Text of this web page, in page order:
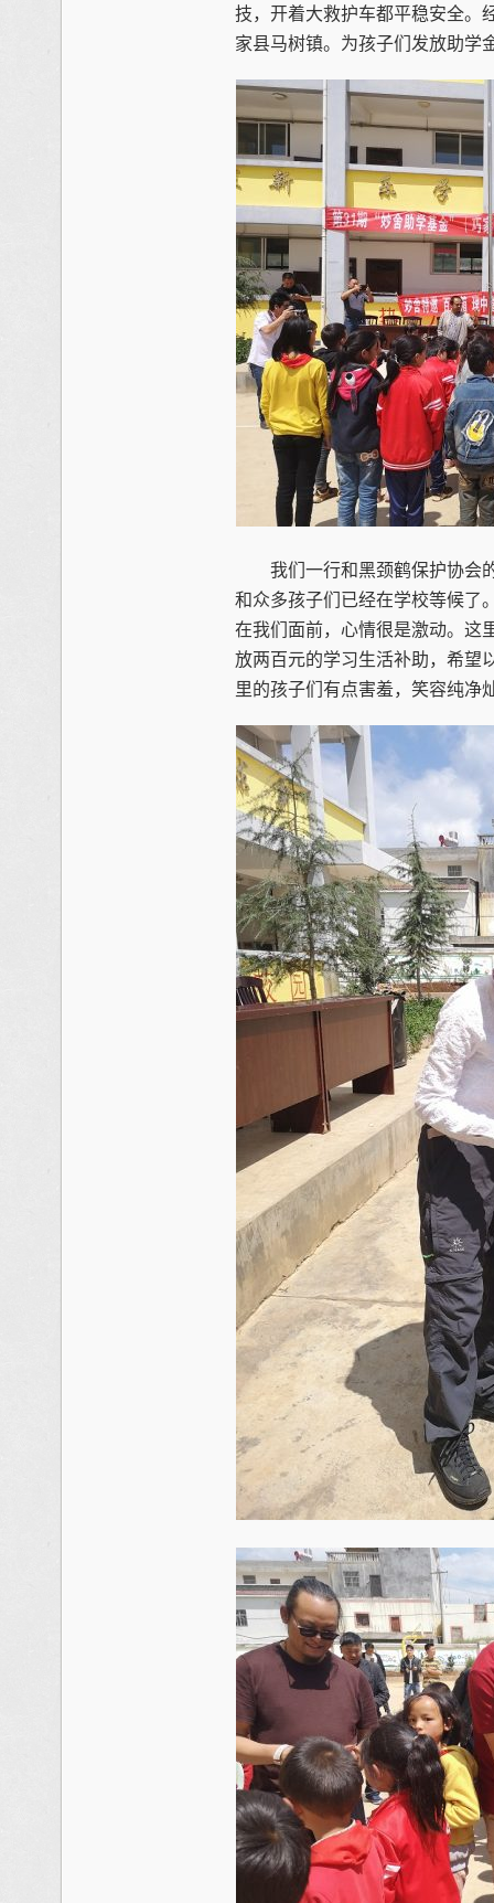
技，开着大救护车都平稳安全。
家县马树镇。为孩子们发放助学
我们一行和黑颈鹤保护协会
和众多孩子们已经在学校等候了
在我们面前，心情很是激动。这
放两百元的学习生活补助，希望
里的孩子们有点害羞，笑容纯净